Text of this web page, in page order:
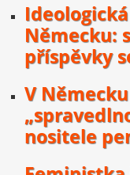
Německu:
příspěvky
V
nositele